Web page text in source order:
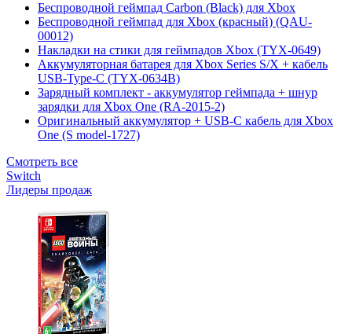
Беспроводной геймпад Carbon (Black) для Xbox
Беспроводной геймпад для Xbox (красный) (QAU-
00012)
Накладки на стики для геймпадов Xbox (TYX-0649)
Аккумуляторная батарея для Xbox Series S/X + кабель
USB-Type-C (TYX-0634B)
Зарядный комплект - аккумулятор геймпада + шнур
зарядки для Xbox One (RA-2015-2)
Оригинальный аккумулятор + USB-C кабель для Xbox
One (S model-1727)
Смотреть все
Switch
Лидеры продаж